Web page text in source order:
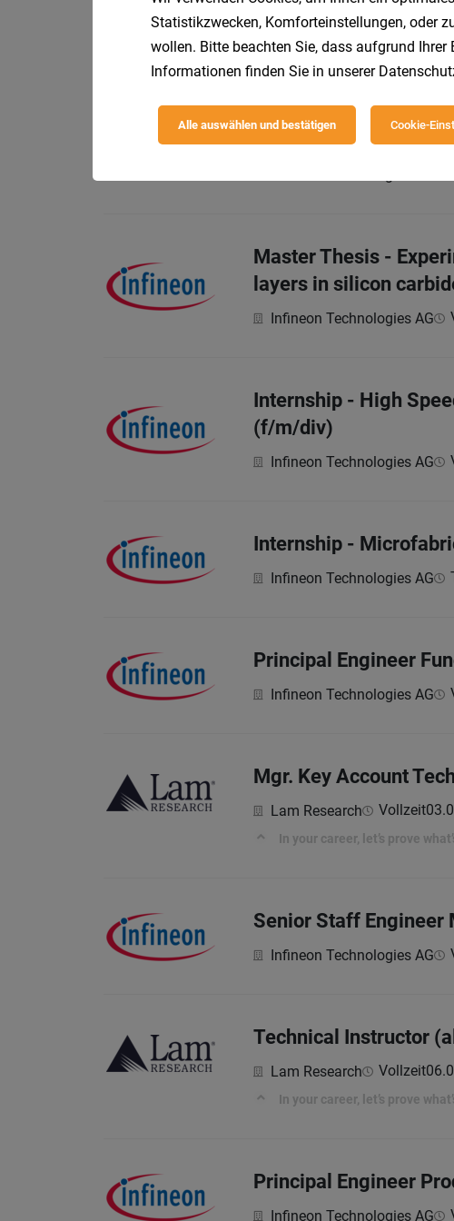
Principal Engineer
Infineon Technologies AG
Director Backend
Master Thesis -
layers in silicon
Infineon Technologies AG
Internship - High
(f/m/div)
Infineon Technologies AG
Internship -
Infineon Technologies AG
Principal Engineer
Infineon Technologies AG
Mgr. Key Account
Lam Research Vollzeit
In your career, let’s prove
Senior Staff
Infineon Technologies AG
Technical Instructor
Lam Research Vollzeit
In your career, let’s prove
Principal Engineer
Infineon Technologies AG
Statistikzwecken, Komforteinstellungen, oder
wollen. Bitte beachten Sie, dass aufgrund
Informationen finden Sie in unserer
Alle auswählen und bestätigen Cookie-